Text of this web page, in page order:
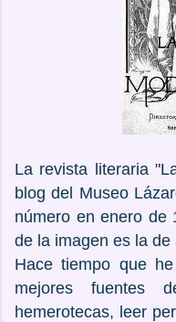
La revista literaria
blog del Museo
número en enero de
de la imagen es la de
Hace tiempo que
mejores fuentes
hemerotecas, leer